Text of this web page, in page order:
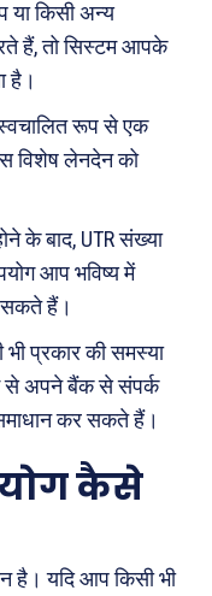
के दिन
: गुस्ताखी माफ़
किसी अन्य
हैं, तो सिस्टम आपके
है।
स्वचालित रूप से एक
विशेष लेनदेन को
के बाद, UTR संख्या
आप भविष्य में
सकते हैं।
प्रकार की समस्या
से अपने बैंक से संपर्क
कर सकते हैं।
कैसे
है। यदि आप किसी भी